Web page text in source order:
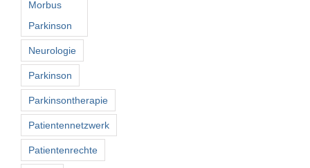
Morbus
Parkinson
Neurologie
Parkinson
Parkinsontherapie
Patientennetzwerk
Patientenrechte